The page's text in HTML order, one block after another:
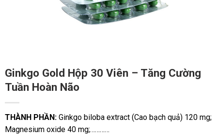
Ginkgo Gold Hộp 30 Viên – Tăng Cường
Tuần Hoàn Não
THÀNH PHẦN:Ginkgo biloba extract (Cao bạch quả) 120 mg;
Magnesium oxide 40 mg;…………